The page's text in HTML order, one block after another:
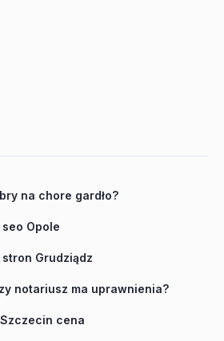
na chore gardło?
Opole
Grudziądz
notariusz ma uprawnienia?
cena